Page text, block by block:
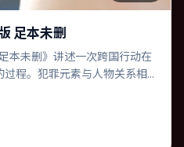
足本未删
本未删》讲述一次跨国行动在
程。犯罪元素与人物关系相
的对手戏尤为出彩。导演薛晓
片亦在中国大陆实地取景，